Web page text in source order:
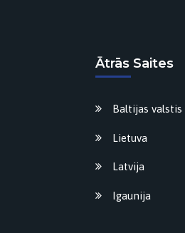
Ātrās Saites
Baltijas valstis
Lietuva
Latvija
Igaunija